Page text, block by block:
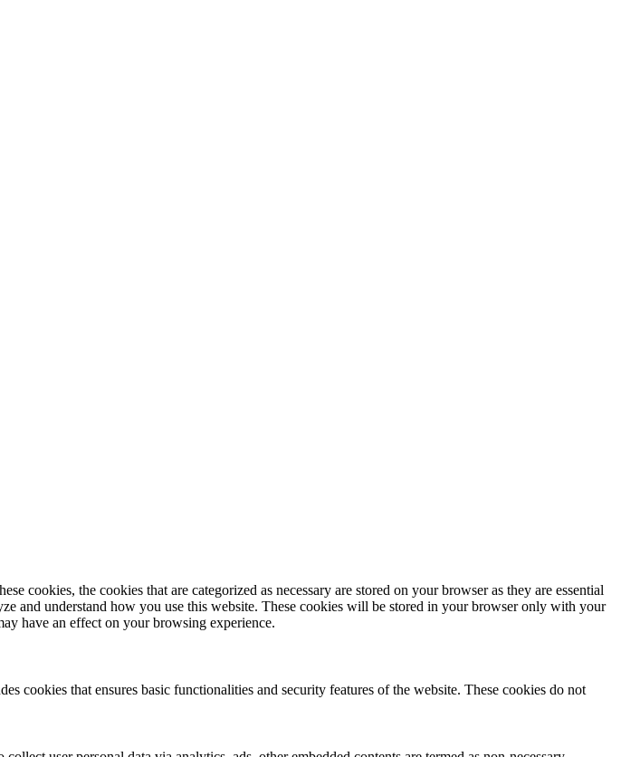
cookies, the cookies that are categorized as necessary are stored on your browser as they are essential
and understand how you use this website. These cookies will be stored in your browser only with your
have an effect on your browsing experience.
cookies that ensures basic functionalities and security features of the website. These cookies do not